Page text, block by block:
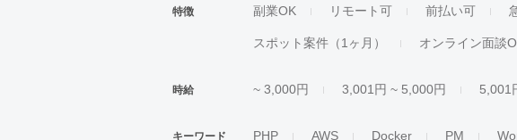
特徴 副業OK リモート可 前払い可
スポット案件（1ヶ月） オンライン面談
時給 ~ 3,000円 3,001円 ~ 5,000円 5,001
キーワード PHP AWS Docker PM